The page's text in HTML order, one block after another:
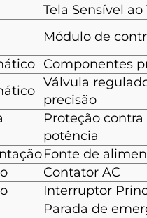
Tela Sensível ao
Módulo de
Componentes
Válvula
precisão
Proteção
potência
Fonte de
Contator AC
Interruptor
Parada de